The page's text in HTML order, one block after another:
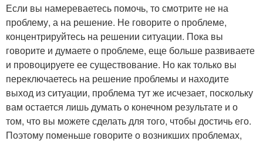
Если вы намереваетесь помочь, то смотрите не на
проблему, а на решение. Не говорите о проблеме,
концентрируйтесь на решении ситуации. Пока вы
говорите и думаете о проблеме, еще больше развиваете
и провоцируете ее существование. Но как только вы
переключаетесь на решение проблемы и находите
выход из ситуации, проблема тут же исчезает, поскольку
вам остается лишь думать о конечном результате и о
том, что вы можете сделать для того, чтобы достичь его.
Поэтому поменьше говорите о возникших проблемах,